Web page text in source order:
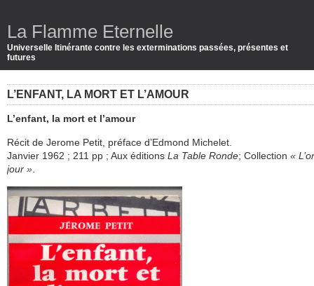
La Flamme Eternelle
Universelle Itinérante contre les exterminations passées, présentes et
futures
L’ENFANT, LA MORT ET L’AMOUR
L’enfant, la mort et l’amour
Récit de Jerome Petit, préface d’Edmond Michelet.
Janvier 1962 ; 211 pp ; Aux éditions La Table Ronde; Collection «
jour »